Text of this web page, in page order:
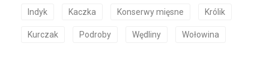
Indyk Kaczka Konserwy mięsne Królik
Kurczak Podroby Wędliny Wołowina